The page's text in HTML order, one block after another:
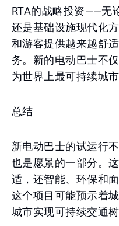
RTA的战略投资——无
还是基础设施现代化
和游客提供越来越舒
务。新的电动巴士不
为世界上最可持续城
总结
新电动巴士的试运行
也是愿景的一部分。
适，还智能、环保和
这个项目可能预示着
城市实现可持续交通树